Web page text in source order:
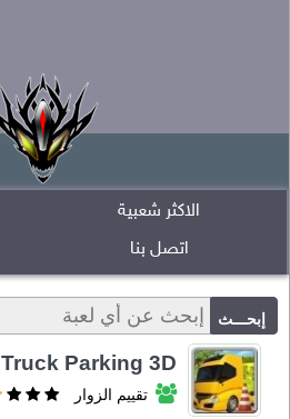
الاكثر شعبية
اتصل بنا
Truck Parking 3D
تقييم الزوار